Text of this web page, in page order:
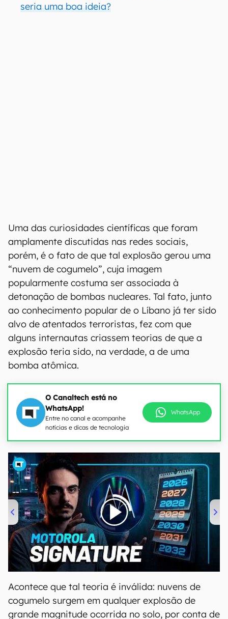
seria uma boa ideia?
Uma das curiosidades científicas que foram
amplamente discutidas nas redes sociais,
porém, é o fato de que tal explosão gerou uma
“nuvem de cogumelo”, cuja imagem
popularmente costuma ser associada à
detonação de bombas nucleares. Tal fato, junto
ao conhecimento popular de o Líbano já ter sido
alvo de atentados terroristas, fez com que
alguns internautas criassem teorias de que a
explosão teria sido, na verdade, a de uma
bomba atômica.
O Canaltech está no
WhatsApp!
Entre no canal e acompanhe
notícias e dicas de tecnologia
WhatsApp
00:00/20:46
Acontece que tal teoria é inválida: nuvens de
cogumelo surgem em qualquer explosão de
grande magnitude ocorrida no solo, por conta de